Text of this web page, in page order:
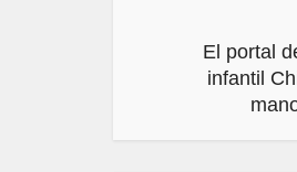
El portal
infantil